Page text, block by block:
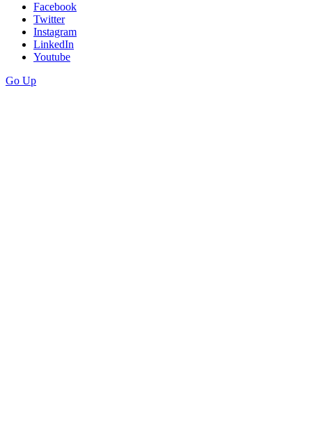
Facebook
Twitter
Instagram
LinkedIn
Youtube
Go Up